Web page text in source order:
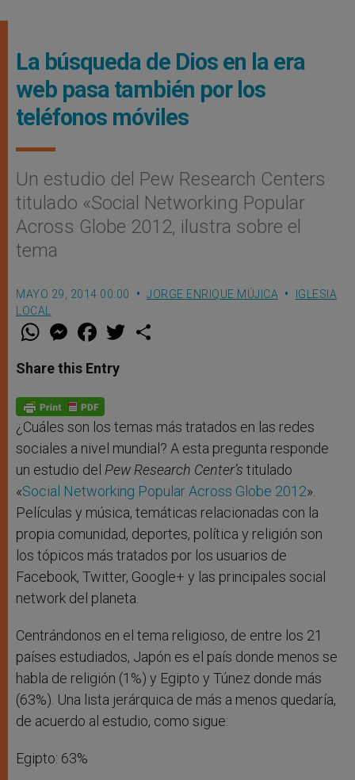
La búsqueda de Dios en la era
web pasa también por los
teléfonos móviles
Un estudio del Pew Research Centers
titulado «Social Networking Popular
Across Globe 2012, ilustra sobre el
tema
MAYO 29, 2014 00:00 JORGE ENRIQUE MÚJICA
IGLESIA
LOCAL
W
t
s
p
p
M
e
s
e
g
e
r
F
a
e
b
o
k
w
Share this Entry
¿Cuáles son los temas más tratados en las redes
sociales a nivel mundial? A esta pregunta responde
un estudio del Pew Research Center’s titulado
«Social Networking Popular Across Globe 2012».
Películas y música, temáticas relacionadas con la
propia comunidad, deportes, política y religión son
los tópicos más tratados por los usuarios de
Facebook, Twitter, Google+ y las principales social
network del planeta.
Centrándonos en el tema religioso, de entre los 21
países estudiados, Japón es el país donde menos se
habla de religión (1%) y Egipto y Túnez donde más
(63%). Una lista jerárquica de más a menos quedaría,
de acuerdo al estudio, como sigue:
Egipto: 63%